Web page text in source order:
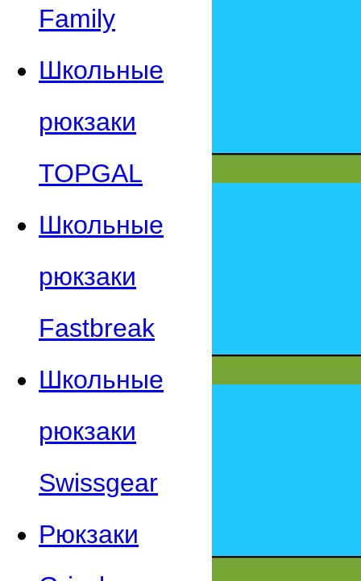
Family
Школьные
рюкзаки
TOPGAL
Школьные
рюкзаки
Fastbreak
Школьные
рюкзаки
Swissgear
Рюкзаки